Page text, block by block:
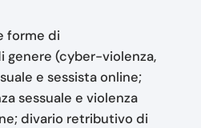
forme di
genere (cyber-violenza,
e sessista online;
sessuale e violenza
divario retributivo di